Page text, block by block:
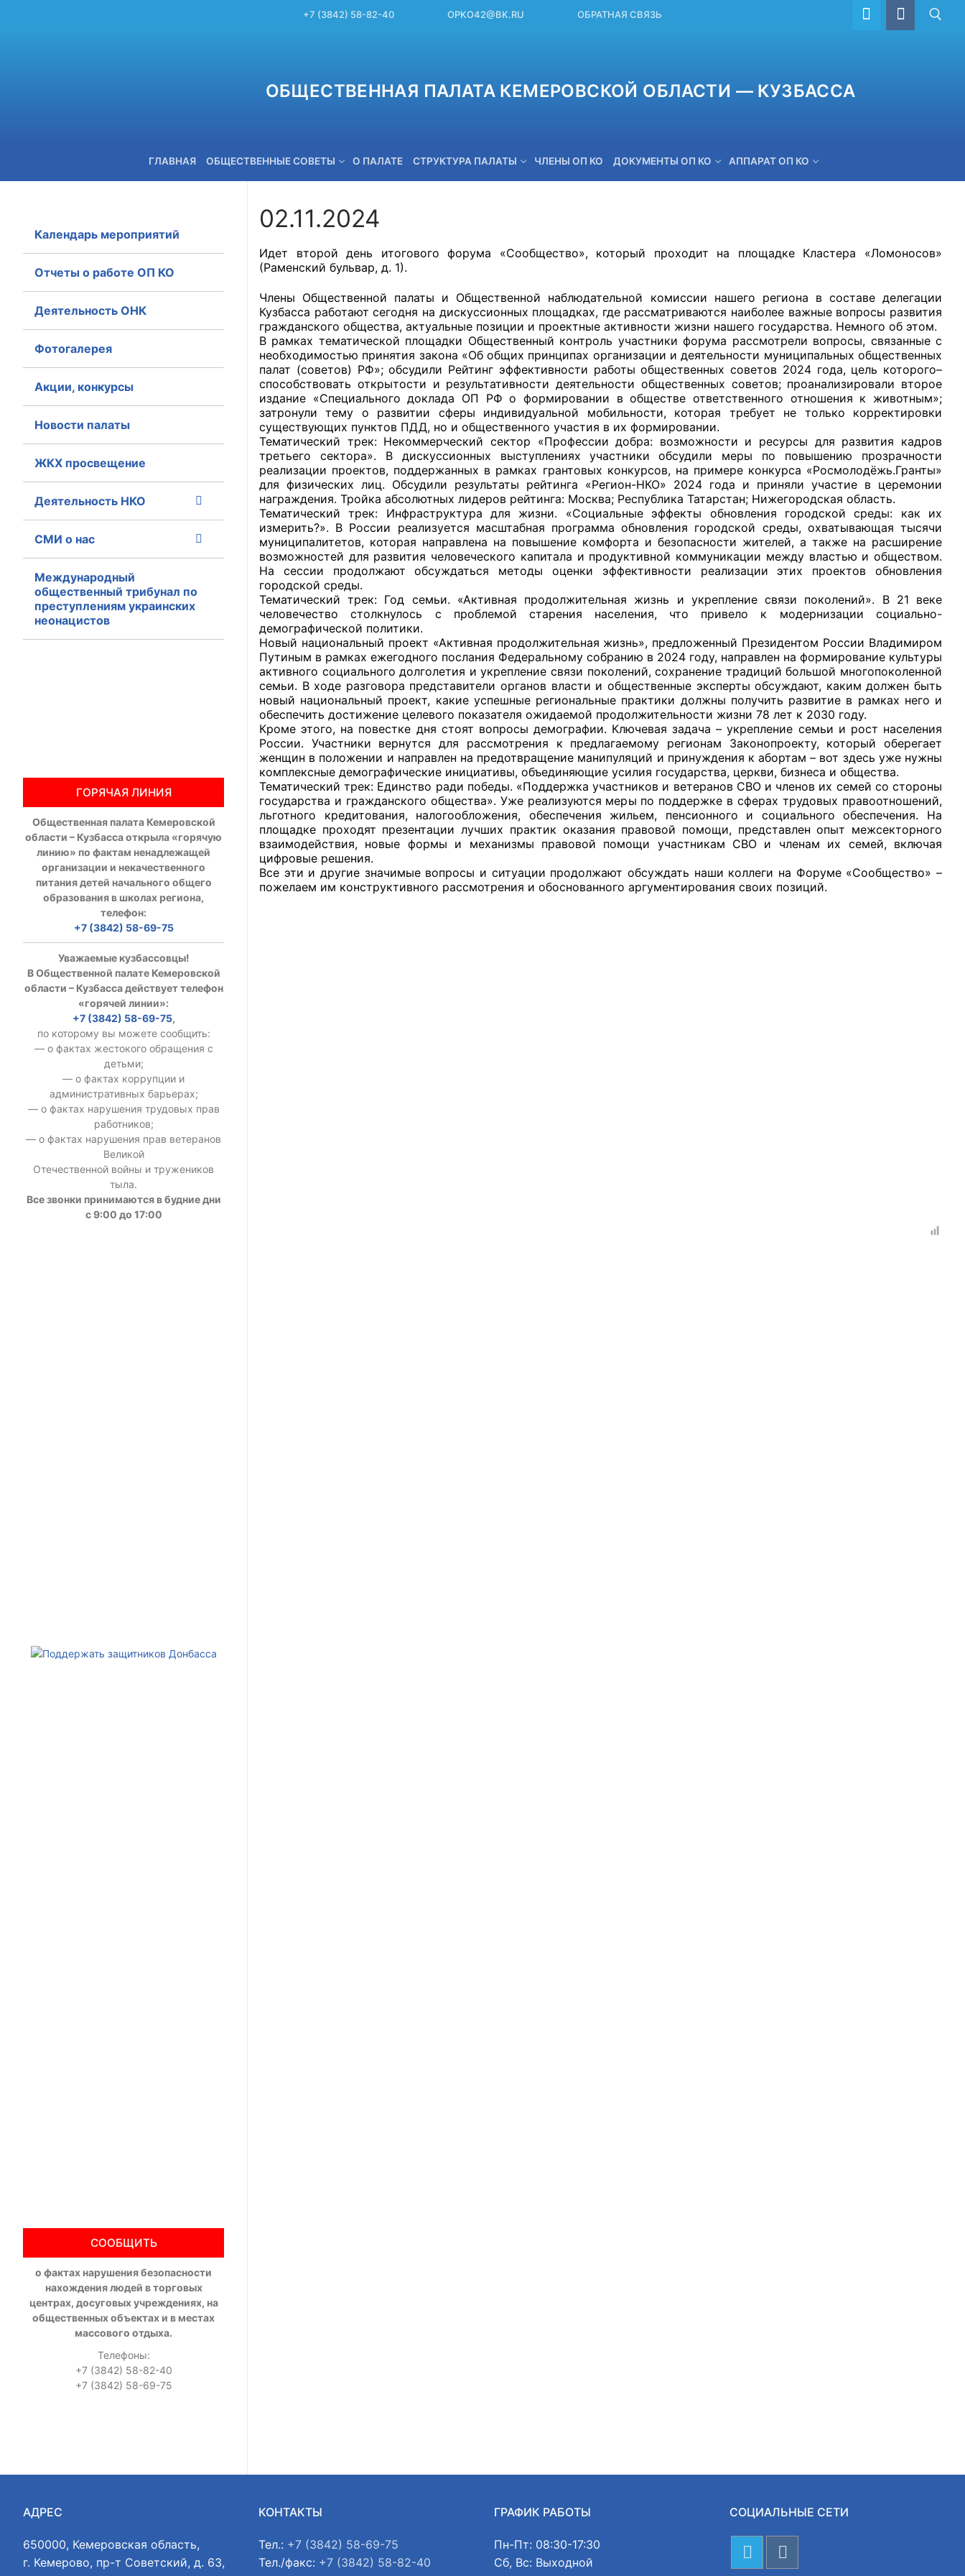
+7 (3842) 58-82-40 OPKO42@BK.RU ОБРАТНАЯ СВЯЗЬ
ОБЩЕСТВЕННАЯ ПАЛАТА КЕМЕРОВСКОЙ ОБЛАСТИ — КУЗБАССА
ГЛАВНАЯ ОБЩЕСТВЕННЫЕ СОВЕТЫ О ПАЛАТЕ СТРУКТУРА ПАЛАТЫ ЧЛЕНЫ ОП КО ДОКУМЕНТЫ ОП КО АППАРАТ ОП КО
+7 (3842) 58-82-40 OPKO42@BK.RU ОБРАТНАЯ СВЯЗЬ
Главная
Общественные советы
Общественные советы при территориальных органах федеральных органов
исполнительной власти
Общественные советы по проведению независимой оценки качества условий
оказания услуг
О Палате
Структура Палаты
Комиссии
Экспертный совет ОП КО
Совет ОП КО
Общественный штаб
Члены ОП КО
Документы ОП КО
Регламент ОП КО
Кодекс этики ОП КО
Положения
Соглашения
Рекомендации
02.11.2024
Идет второй день итогового форума «Сообщество», который проходит на площадке Кластера «Ломоносов»
(Раменский бульвар, д. 1).
Члены Общественной палаты и Общественной наблюдательной комиссии нашего региона в составе делегации
Кузбасса работают сегодня на дискуссионных площадках, где рассматриваются наиболее важные вопросы развития
гражданского общества, актуальные позиции и проектные активности жизни нашего государства. Немного об этом.
В рамках тематической площадки Общественный контроль участники форума рассмотрели вопросы, связанные с
необходимостью принятия закона «Об общих принципах организации и деятельности муниципальных общественных
палат (советов) РФ»; обсудили Рейтинг эффективности работы общественных советов 2024 года, цель которого–
способствовать открытости и результативности деятельности общественных советов; проанализировали второе
издание «Специального доклада ОП РФ о формировании в обществе ответственного отношения к животным»;
затронули тему о развитии сферы индивидуальной мобильности, которая требует не только корректировки
существующих пунктов ПДД, но и общественного участия в их формировании.
Тематический трек: Некоммерческий сектор «Профессии добра: возможности и ресурсы для развития кадров
третьего сектора». В дискуссионных выступлениях участники обсудили меры по повышению прозрачности
реализации проектов, поддержанных в рамках грантовых конкурсов, на примере конкурса «Росмолодёжь.Гранты»
для физических лиц. Обсудили результаты рейтинга «Регион-НКО» 2024 года и приняли участие в церемонии
награждения. Тройка абсолютных лидеров рейтинга: Москва; Республика Татарстан; Нижегородская область.
Тематический трек: Инфраструктура для жизни. «Социальные эффекты обновления городской среды: как их
измерить?». В России реализуется масштабная программа обновления городской среды, охватывающая тысячи
муниципалитетов, которая направлена на повышение комфорта и безопасности жителей, а также на расширение
возможностей для развития человеческого капитала и продуктивной коммуникации между властью и обществом.
На сессии продолжают обсуждаться методы оценки эффективности реализации этих проектов обновления
городской среды.
Тематический трек: Год семьи. «Активная продолжительная жизнь и укрепление связи поколений». В 21 веке
человечество столкнулось с проблемой старения населения, что привело к модернизации социально-
демографической политики.
Новый национальный проект «Активная продолжительная жизнь», предложенный Президентом России Владимиром
Путиным в рамках ежегодного послания Федеральному собранию в 2024 году, направлен на формирование культуры
активного социального долголетия и укрепление связи поколений, сохранение традиций большой многопоколенной
семьи. В ходе разговора представители органов власти и общественные эксперты обсуждают, каким должен быть
новый национальный проект, какие успешные региональные практики должны получить развитие в рамках него и
обеспечить достижение целевого показателя ожидаемой продолжительности жизни 78 лет к 2030 году.
Кроме этого, на повестке дня стоят вопросы демографии. Ключевая задача – укрепление семьи и рост населения
России. Участники вернутся для рассмотрения к предлагаемому регионам Законопроекту, который оберегает
женщин в положении и направлен на предотвращение манипуляций и принуждения к абортам – вот здесь уже нужны
комплексные демографические инициативы, объединяющие усилия государства, церкви, бизнеса и общества.
Тематический трек: Единство ради победы. «Поддержка участников и ветеранов СВО и членов их семей со стороны
государства и гражданского общества». Уже реализуются меры по поддержке в сферах трудовых правоотношений,
льготного кредитования, налогообложения, обеспечения жильем, пенсионного и социального обеспечения. На
площадке проходят презентации лучших практик оказания правовой помощи, представлен опыт межсекторного
взаимодействия, новые формы и механизмы правовой помощи участникам СВО и членам их семей, включая
цифровые решения.
Все эти и другие значимые вопросы и ситуации продолжают обсуждать наши коллеги на Форуме «Сообщество» –
пожелаем им конструктивного рассмотрения и обоснованного аргументирования своих позиций.
Календарь мероприятий
Отчеты о работе ОП КО
Деятельность ОНК
Фотогалерея
Акции, конкурсы
Новости палаты
ЖКХ просвещение
Деятельность НКО
СМИ о нас
Международный
общественный трибунал по
преступлениям украинских
неонацистов
ГОРЯЧАЯ ЛИНИЯ
Общественная палата Кемеровской
области – Кузбасса открыла «горячую
линию» по фактам ненадлежащей
организации и некачественного
питания детей начального общего
образования в школах региона,
телефон:
+7 (3842) 58-69-75
Уважаемые кузбассовцы!
В Общественной палате Кемеровской
области – Кузбасса действует телефон
«горячей линии»:
+7 (3842) 58-69-75,
по которому вы можете сообщить:
— о фактах жестокого обращения с
детьми;
— о фактах коррупции и
административных барьерах;
— о фактах нарушения трудовых прав
работников;
— о фактах нарушения прав ветеранов
Великой
Отечественной войны и тружеников
тыла.
Все звонки принимаются в будние дни
с 9:00 до 17:00
СООБЩИТЬ
о фактах нарушения безопасности
нахождения людей в торговых
центрах, досуговых учреждениях, на
общественных объектах и в местах
массового отдыха.
Телефоны:
+7 (3842) 58-82-40
+7 (3842) 58-69-75
АДРЕС
650000, Кемеровская область,
г. Кемерово, пр-т Советский, д. 63,
КОНТАКТЫ
Тел.: +7 (3842) 58-69-75
Тел./факс: +7 (3842) 58-82-40
ГРАФИК РАБОТЫ
Пн-Пт: 08:30-17:30
Сб, Вс: Выходной
СОЦИАЛЬНЫЕ СЕТИ